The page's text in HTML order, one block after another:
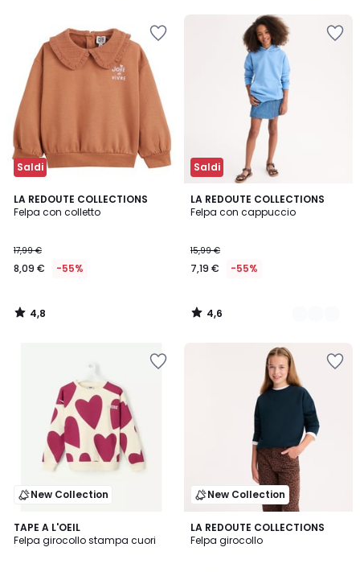
Saldi
LA REDOUTE COLLECTIONS
Felpa con colletto
17,99 €
8,09 € -55%
4,8
/ 5
4,8
/
Saldi
LA REDOUTE COLLECTIONS
Felpa con cappuccio
15,99 €
7,19 € -55%
4,6
/ 5
2
Colori
4,6
/
New Collection
TAPE A L'OEIL
Felpa girocollo stampa cuori
New Collection
LA REDOUTE COLLECTIONS
Felpa girocollo
5
Colori